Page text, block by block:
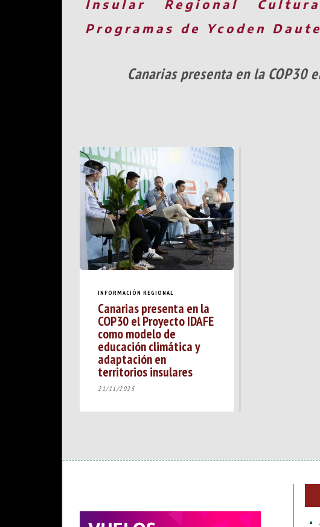
Insular
Regional Cultura
Programas de Ycoden
Canarias presenta en la COP30
INFORMACIÓN REGIONAL
Canarias presenta en la
COP30 el Proyecto IDAFE
como modelo de
educación climática y
adaptación en
territorios insulares
21/11/2025